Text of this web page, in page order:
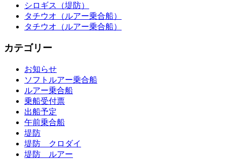
シロギス（堤防）
タチウオ（ルアー乗合船）
タチウオ（ルアー乗合船）
カテゴリー
お知らせ
ソフトルアー乗合船
ルアー乗合船
乗船受付票
出船予定
午前乗合船
堤防
堤防 クロダイ
堤防 ルアー